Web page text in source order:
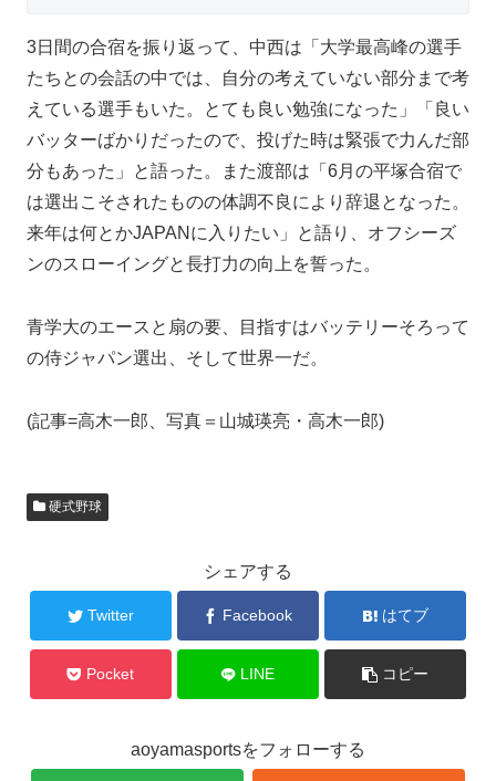
3日間の合宿を振り返って、中西は「大学最高峰の選手
たちとの会話の中では、自分の考えていない部分まで考
えている選手もいた。とても良い勉強になった」「良い
バッターばかりだったので、投げた時は緊張で力んだ部
分もあった」と語った。また渡部は「6月の平塚合宿で
は選出こそされたものの体調不良により辞退となった。
来年は何とかJAPANに入りたい」と語り、オフシーズ
ンのスローイングと長打力の向上を誓った。
青学大のエースと扇の要、目指すはバッテリーそろって
の侍ジャパン選出、そして世界一だ。
(記事=高木一郎、写真＝山城瑛亮・高木一郎)
硬式野球
シェアする
Twitter Facebook はてブ
Pocket LINE コピー
aoyamasportsをフォローする